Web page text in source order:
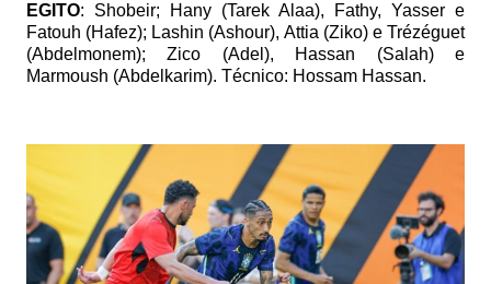
EGITO: Shobeir; Hany (Tarek Alaa), Fathy, Yasser e
Fatouh (Hafez); Lashin (Ashour), Attia (Ziko) e Trézéguet
(Abdelmonem); Zico (Adel), Hassan (Salah) e
Marmoush (Abdelkarim). Técnico: Hossam Hassan.